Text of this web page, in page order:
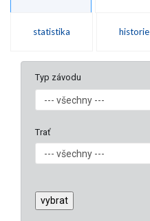
statistika historie
Typ závodu
Trať